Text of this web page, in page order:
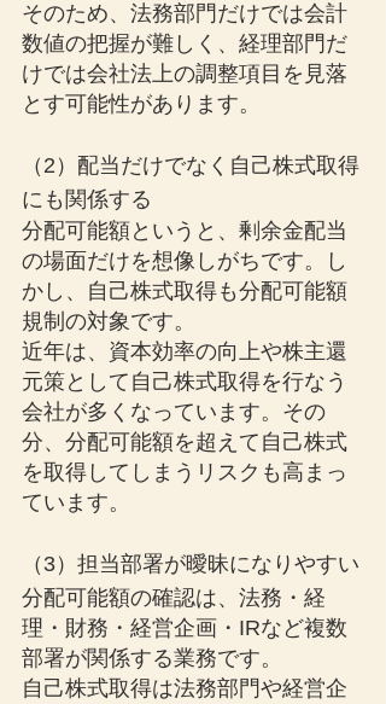
そのため、法務部門だけでは会計
数値の把握が難しく、経理部門だ
けでは会社法上の調整項目を見落
とす可能性があります。
（2）配当だけでなく自己株式取得
にも関係する
分配可能額というと、剰余金配当
の場面だけを想像しがちです。し
かし、自己株式取得も分配可能額
規制の対象です。
近年は、資本効率の向上や株主還
元策として自己株式取得を行なう
会社が多くなっています。その
分、分配可能額を超えて自己株式
を取得してしまうリスクも高まっ
ています。
（3）担当部署が曖昧になりやすい
分配可能額の確認は、法務・経
理・財務・経営企画・IRなど複数
部署が関係する業務です。
自己株式取得は法務部門や経営企